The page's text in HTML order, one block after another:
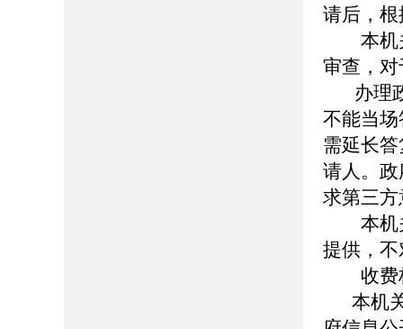
请后，
本机关
审查，
办理政
不能当
需延长
请人。
求第三
本机关
提供，
收费
本机